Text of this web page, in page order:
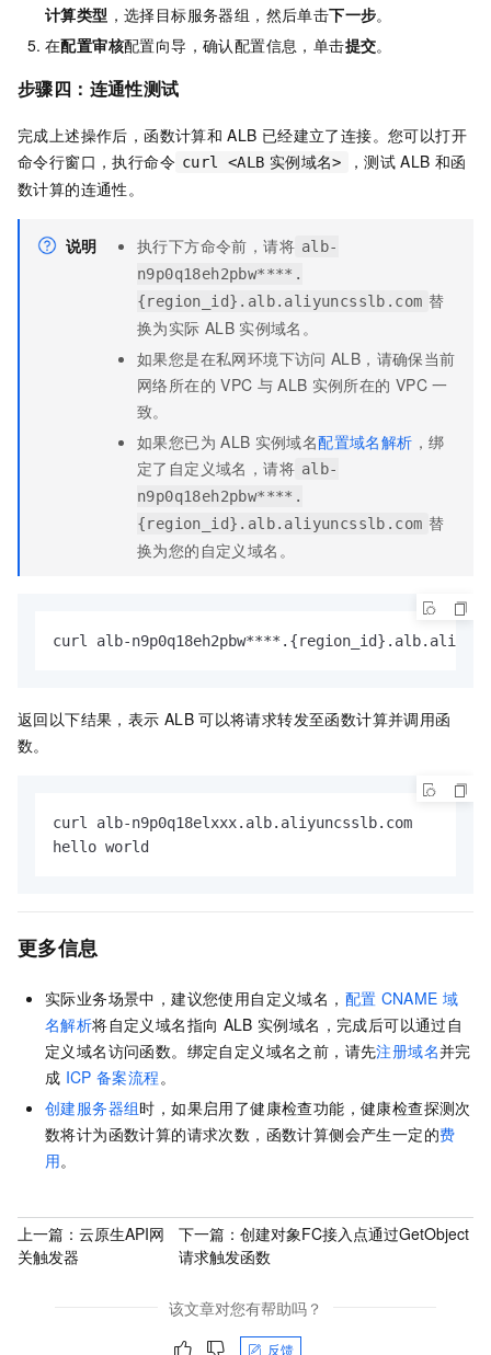
计算类型 ，选择目标服务器组，然后单击下一步。
在配置审核配置向导，确认配置信息，单击提交。
步骤四：连通性测试
完成上述操作后， 函数计算和 ALB 已经建立了连接。您可以打开
命令行窗口，执行命令 curl <ALB 实例域名> ，测试 ALB 和函
数计算的连通性。
说明 执行下方命令前，请将 alb-
n9p0q18eh2pbw****.
{region_id}.alb.aliyuncsslb.com 替
换为实际 ALB 实例域名。
如果您是在私网环境下访问 ALB，请确保当前
网络所在的 VPC 与 ALB 实例所在的 VPC 一
致。
如果您已为 ALB 实例域名配置域名解析 ，绑
定了自定义域名，请将 alb-
n9p0q18eh2pbw****.
{region_id}.alb.aliyuncsslb.com 替
换为您的自定义域名。
curl alb-
返回以下结果，表示 ALB 可以将请求转发至函数计算并调用函
数。
curl alb-n9p0q18elxxx.alb.aliyuncsslb.com
hello world
更多信息
实际业务场景中，建议您使用自定义域名， 配置 CNAME 域
名解析将自定义域名指向 ALB 实例域名，完成后可以通过自
定义域名访问函数。绑定自定义域名之前，请先注册域名并完
成 ICP 备案流程 。
创建服务器组时，如果启用了健康检查功能，健康检查探测次
数将计为函数计算的请求次数，函数计算侧会产生一定的费
用。
上一篇： 云原生API网
关触发器
下一篇： 创建对象FC接入点通过GetObject
请求触发函数
该文章对您有帮助吗？
反馈